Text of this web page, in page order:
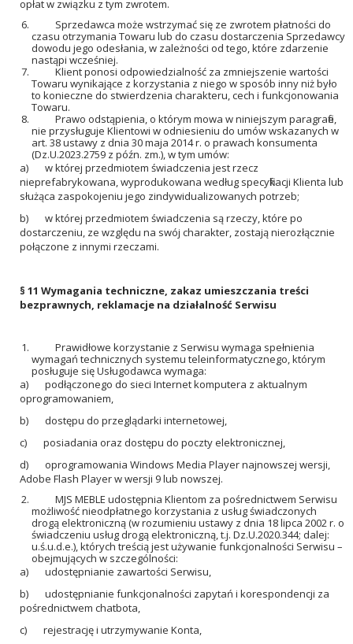
opłat w związku z tym zwrotem.
Sprzedawca może wstrzymać się ze zwrotem płatności do
czasu otrzymania Towaru lub do czasu dostarczenia Sprzedawcy
dowodu jego odesłania, w zależności od tego, które zdarzenie
nastąpi wcześniej.
Klient ponosi odpowiedzialność za zmniejszenie wartości
Towaru wynikające z korzystania z niego w sposób inny niż było
to konieczne do stwierdzenia charakteru, cech i funkcjonowania
Towaru.
Prawo odstąpienia, o którym mowa w niniejszym paragrafie,
nie przysługuje Klientowi w odniesieniu do umów wskazanych w
art. 38 ustawy z dnia 30 maja 2014 r. o prawach konsumenta
(Dz.U.2023.2759 z późn. zm.), w tym umów:
a) w której przedmiotem świadczenia jest rzecz
nieprefabrykowana, wyprodukowana według specyfikacji Klienta lub
służąca zaspokojeniu jego zindywidualizowanych potrzeb;
b) w której przedmiotem świadczenia są rzeczy, które po
dostarczeniu, ze względu na swój charakter, zostają nierozłącznie
połączone z innymi rzeczami.
§ 11 Wymagania techniczne, zakaz umieszczania treści
bezprawnych, reklamacje na działalność Serwisu
Prawidłowe korzystanie z Serwisu wymaga spełnienia
wymagań technicznych systemu teleinformatycznego, którym
posługuje się Usługodawca wymaga:
a) podłączonego do sieci Internet komputera z aktualnym
oprogramowaniem,
b) dostępu do przeglądarki internetowej,
c) posiadania oraz dostępu do poczty elektronicznej,
d) oprogramowania Windows Media Player najnowszej wersji,
Adobe Flash Player w wersji 9 lub nowszej.
MJS MEBLE udostępnia Klientom za pośrednictwem Serwisu
możliwość nieodpłatnego korzystania z usług świadczonych
drogą elektroniczną (w rozumieniu ustawy z dnia 18 lipca 2002 r. o
świadczeniu usług drogą elektroniczną, t.j. Dz.U.2020.344; dalej:
u.ś.u.d.e.), których treścią jest używanie funkcjonalności Serwisu –
obejmujących w szczególności:
a) udostępnianie zawartości Serwisu,
b) udostępnianie funkcjonalności zapytań i korespondencji za
pośrednictwem chatbota,
c) rejestrację i utrzymywanie Konta,